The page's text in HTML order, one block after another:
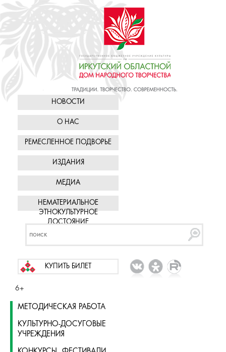
НОВОСТИ
О НАС
РЕМЕСЛЕННОЕ ПОДВОРЬЕ
ИЗДАНИЯ
МЕДИА
НЕМАТЕРИАЛЬНОЕ
ЭТНОКУЛЬТУРНОЕ
ДОСТОЯНИЕ
КУПИТЬ БИЛЕТ
6+
МЕТОДИЧЕСКАЯ РАБОТА
КУЛЬТУРНО-ДОСУГОВЫЕ
УЧРЕЖДЕНИЯ